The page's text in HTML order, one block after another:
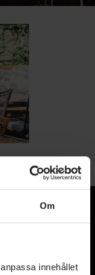
Om
innehållet